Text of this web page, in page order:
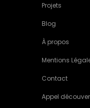
Projets
Blog
À propos
Mentions
Contact
Appel